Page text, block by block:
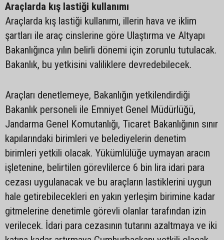
Araçlarda kış lastiği kullanımı
Araçlarda kış lastiği kullanımı, illerin hava ve iklim
şartları ile araç cinslerine göre Ulaştırma ve Altyapı
Bakanlığınca yılın belirli dönemi için zorunlu tutulacak.
Bakanlık, bu yetkisini valiliklere devredebilecek.
Araçları denetlemeye, Bakanlığın yetkilendirdiği
Bakanlık personeli ile Emniyet Genel Müdürlüğü,
Jandarma Genel Komutanlığı, Ticaret Bakanlığının sınır
kapılarındaki birimleri ve belediyelerin denetim
birimleri yetkili olacak. Yükümlülüğe uymayan aracın
işletenine, belirtilen görevlilerce 6 bin lira idari para
cezası uygulanacak ve bu araçların lastiklerini uygun
hale getirebilecekleri en yakın yerleşim birimine kadar
gitmelerine denetimle görevli olanlar tarafından izin
verilecek. İdari para cezasının tutarını azaltmaya ve iki